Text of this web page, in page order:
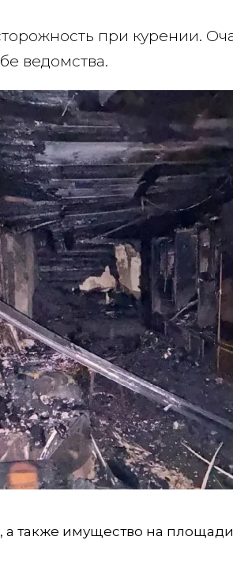
при курении.
ведомства.
также имущество на